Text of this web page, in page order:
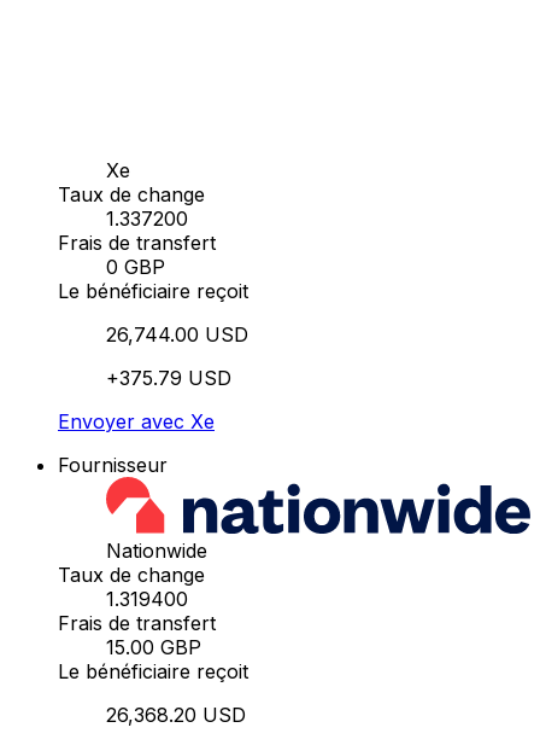
Xe
Taux de change
1.337200
Frais de transfert
0 GBP
Le bénéficiaire reçoit
26,744.00 USD
+375.79 USD
Envoyer avec Xe
Fournisseur
Nationwide
Taux de change
1.319400
Frais de transfert
15.00 GBP
Le bénéficiaire reçoit
26,368.20 USD